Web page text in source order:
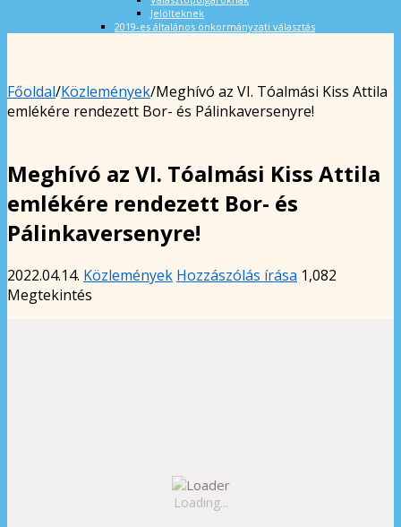
Jelölteknek
2019-es általános önkormányzati választás
Főoldal/Közlemények/Meghívó az VI. Tóalmási Kiss Attila
emlékére rendezett Bor- és Pálinkaversenyre!
Meghívó az VI. Tóalmási Kiss Attila
emlékére rendezett Bor- és
Pálinkaversenyre!
2022.04.14. Közlemények Hozzászólás írása 1,082
Megtekintés
Loading...